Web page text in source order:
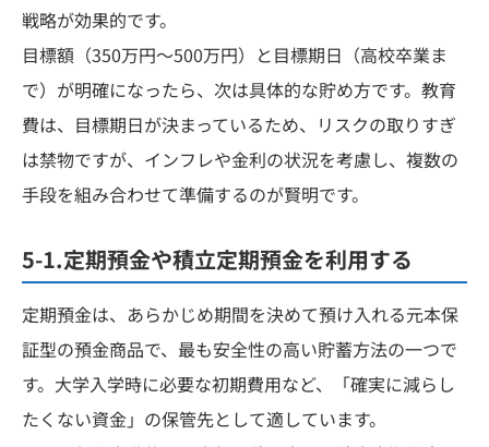
戦略が効果的です。
目標額（350万円〜500万円）と目標期日（高校卒業ま
で）が明確になったら、次は具体的な貯め方です。教育
費は、目標期日が決まっているため、リスクの取りすぎ
は禁物ですが、インフレや金利の状況を考慮し、複数の
手段を組み合わせて準備するのが賢明です。
5-1.定期預金や積立定期預金を利用する
定期預金は、あらかじめ期間を決めて預け入れる元本保
証型の預金商品で、最も安全性の高い貯蓄方法の一つで
す。大学入学時に必要な初期費用など、「確実に減らし
たくない資金」の保管先として適しています。